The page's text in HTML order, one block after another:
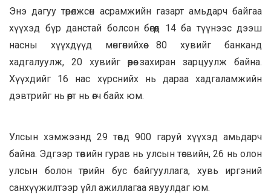
Энэ дагуу төрөлжсөн асрамжийн газарт амьдарч байгаа
хүүхэд бүр данстай болсон бөгөөд 14 ба түүнээс дээш
насны хүүхдүүд мөнгөнийхөө 80 хувийг банканд
хадгалуулж, 20 хувийг өөрөө захиран зарцуулж байна.
Хүүхдийг 16 нас хүрснийх нь дараа хадгаламжийн
дэвтрийг нь өөрт нь өгч байх юм.
Улсын хэмжээнд 29 төвд 900 гаруй хүүхэд амьдарч
байна. Эдгээр төвийн гурав нь улсын төсвийн, 26 нь олон
улсын болон төрийн бус байгууллага, хувь иргэний
санхүүжилтээр үйл ажиллагаа явуулдаг юм.